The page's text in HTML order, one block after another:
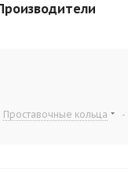
Проставочные кольца -